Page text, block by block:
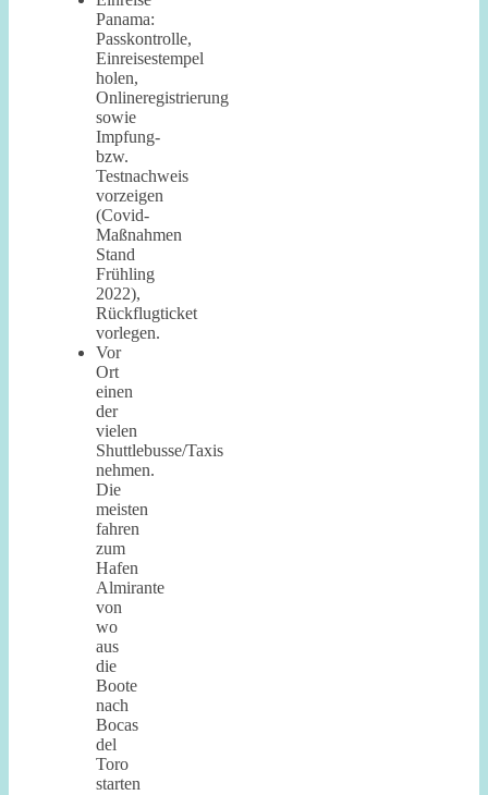
Panama:
Passkontrolle,
Einreisestempel
holen,
Onlineregistrierung
sowie
Impfung-
bzw.
Testnachweis
vorzeigen
(Covid-
Maßnahmen
Stand
Frühling
2022),
Rückflugticket
vorlegen.
Vor
Ort
einen
der
vielen
Shuttlebusse/Taxis
nehmen.
Die
meisten
fahren
zum
Hafen
Almirante
von
wo
aus
die
Boote
nach
Bocas
del
Toro
starten